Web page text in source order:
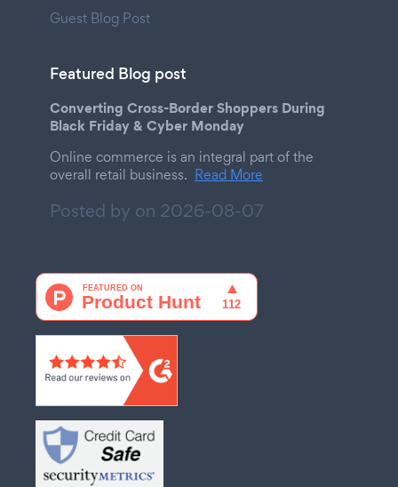
Guest Blog Post
Featured Blog post
Converting Cross-Border Shoppers During
Black Friday & Cyber Monday
Online commerce is an integral part of the
overall retail business. Read More
Posted by on 2026-08-07